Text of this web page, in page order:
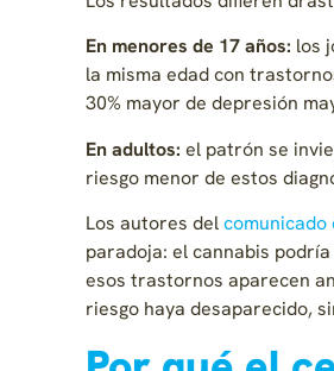
En menores de 17 años: los
la misma edad con
30% mayor de depresión
En adultos: el patrón se
riesgo menor de estos
Los autores delcomunicado
paradoja: el cannabis
esos trastornos aparecen
riesgo haya desaparecido,